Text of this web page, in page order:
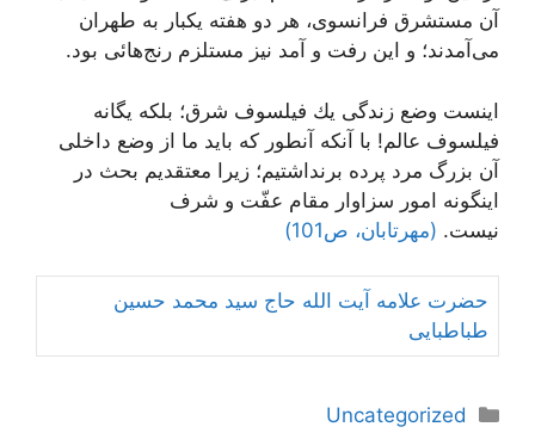
آن مستشرق فرانسوى، هر دو هفته یكبار به طهران
مى‌آمدند؛ و این رفت و آمد نیز مستلزم رنج‌هائى بود.
اینست وضع زندگى یك فیلسوف شرق؛ بلكه یگانه
فیلسوف عالم! با آنكه آنطور كه باید ما از وضع داخلى
آن بزرگ مرد پرده برنداشتیم؛ زیرا معتقدیم بحث در
اینگونه امور سزاوار مقام عفّت و شرف
نیست. (مهرتابان، ص101)
حضرت علامه آیت الله حاج سید محمد حسین
طباطبایی
دسته‌ها
Uncategorized